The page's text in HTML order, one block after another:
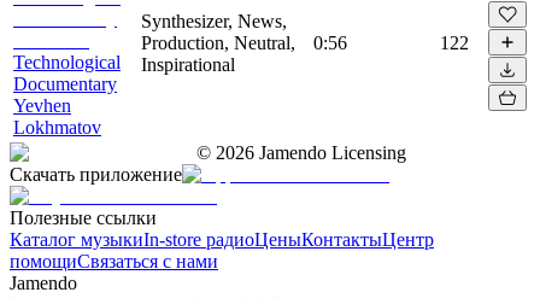
Technological
Documentary
Yevhen
Lokhmatov
Synthesizer, News,
Production, Neutral,
Inspirational
0:56 122
© 2026 Jamendo Licensing
Скачать приложение
Полезные ссылки
Каталог музыкиIn-store радиоЦеныКонтактыЦентр
помощиСвязаться с нами
Jamendo